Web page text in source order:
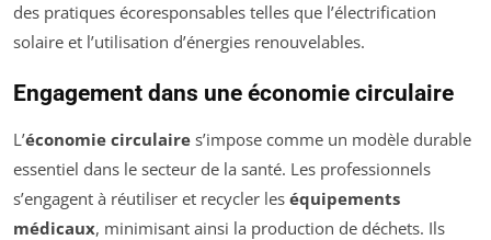
des pratiques écoresponsables telles que l’électrification
solaire et l’utilisation d’énergies renouvelables.
Engagement dans une économie circulaire
L’économie circulaire s’impose comme un modèle durable
essentiel dans le secteur de la santé. Les professionnels
s’engagent à réutiliser et recycler les équipements
médicaux, minimisant ainsi la production de déchets. Ils